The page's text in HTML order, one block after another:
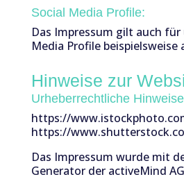
Social Media Profile:
Das Impressum gilt auch für
Media Profile
Hinweise zur
Urheberrechtliche
https://
https://
Das Impressum wurde mit
Generator der activeMind